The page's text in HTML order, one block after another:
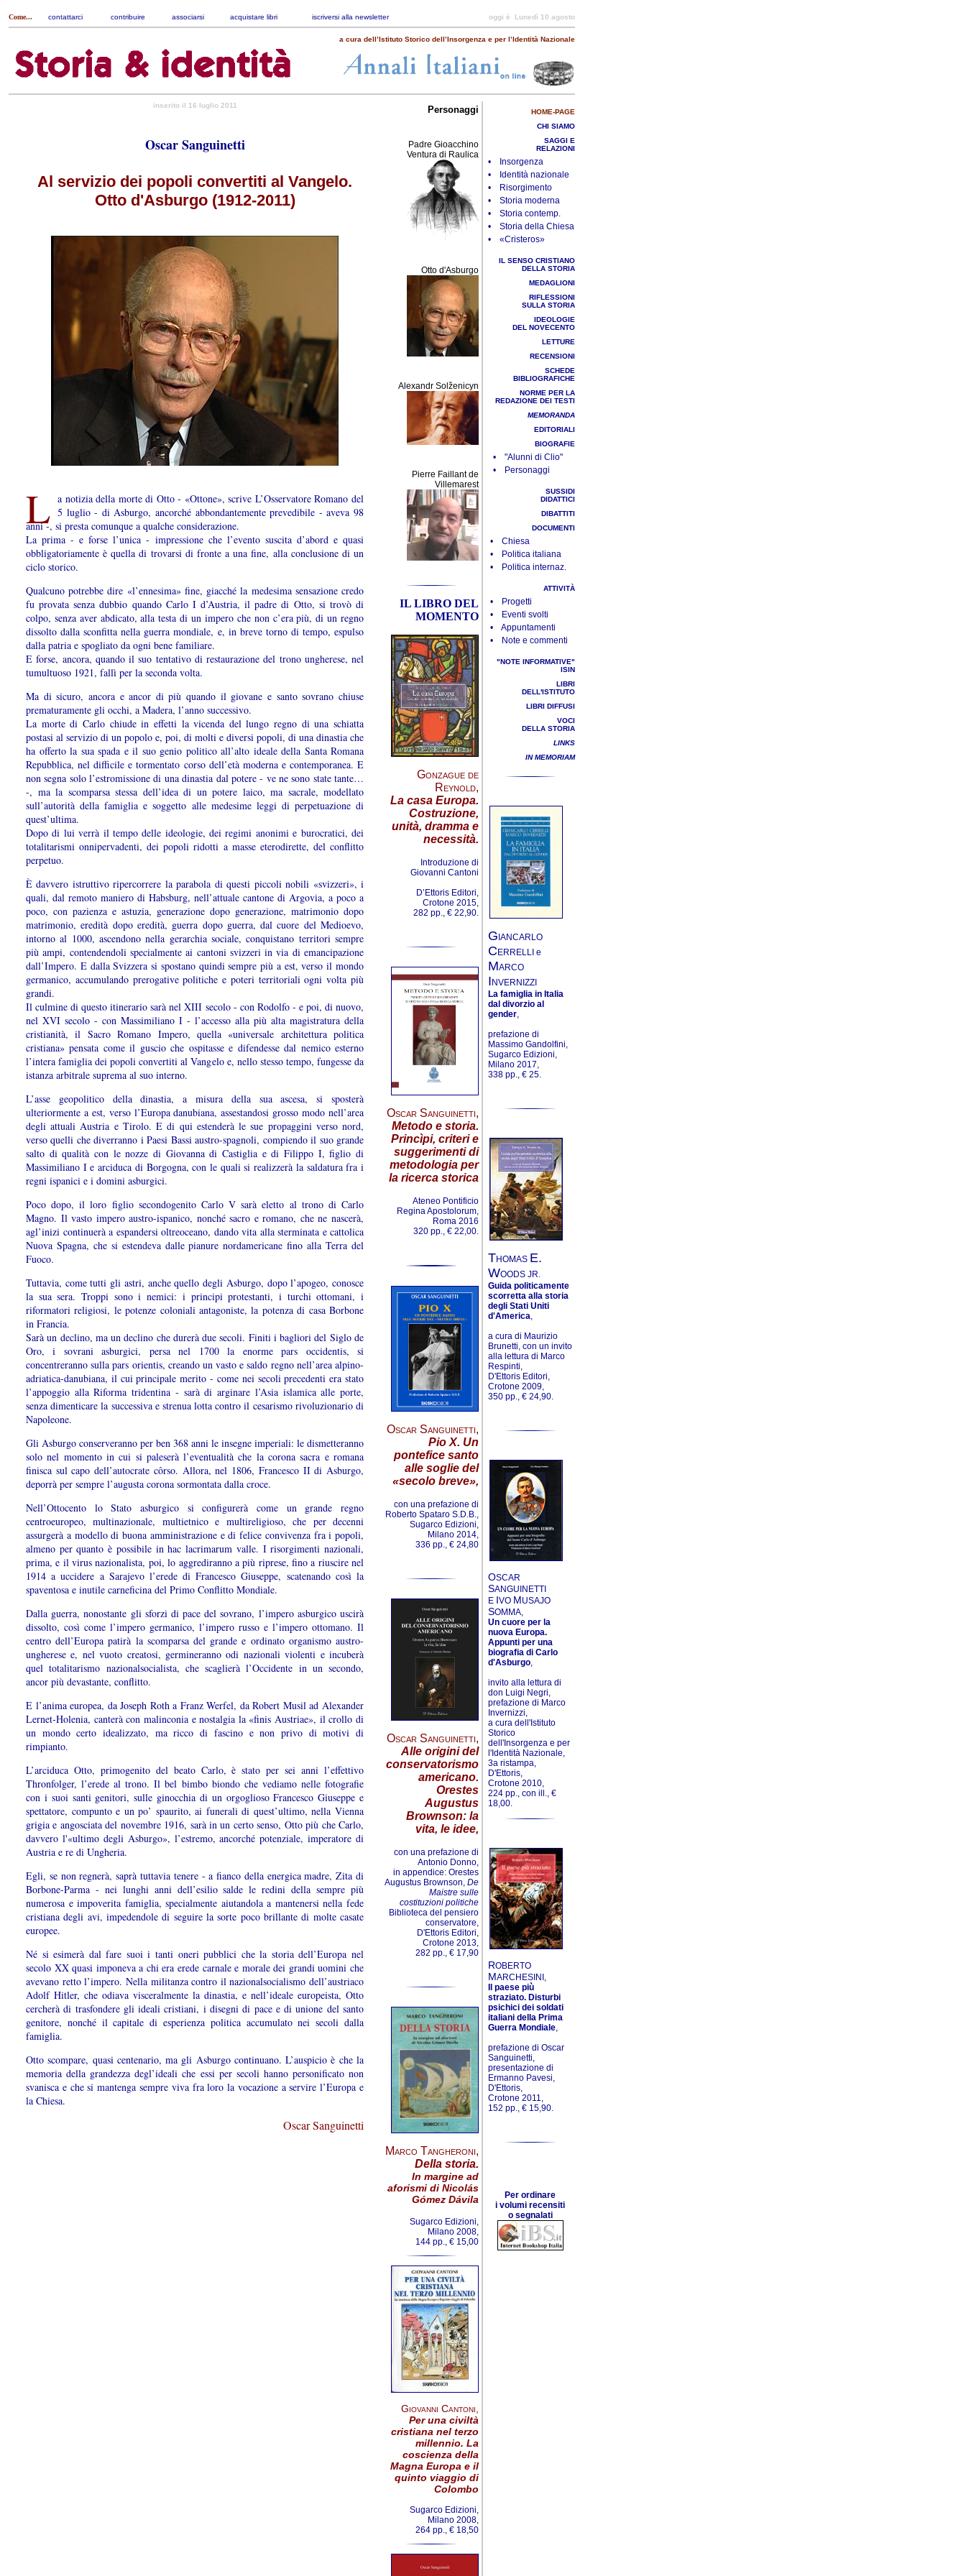
Come... contattarci contribuire associarsi acquistare libri iscriversi alla newsletter oggi è Lunedì 10 agosto
a cura dell’Istituto Storico dell’Insorgenza e per l’Identità Nazionale
inserito il 16 luglio 2011
Oscar Sanguinetti
Al servizio dei popoli convertiti al Vangelo.
Otto d'Asburgo (1912-2011)
L a notizia della morte di Otto - «Ottone», scrive L’Osservatore Romano del
5 luglio - di Asburgo, ancorché abbondantemente prevedibile - aveva 98
anni -, si presta comunque a qualche considerazione.
La prima - e forse l’unica - impressione che l’evento suscita d’abord e quasi
obbligatoriamente è quella di trovarsi di fronte a una fine, alla conclusione di un
ciclo storico.
Qualcuno potrebbe dire «l’ennesima» fine, giacché la medesima sensazione credo
fu provata senza dubbio quando Carlo I d’Austria, il padre di Otto, si trovò di
colpo, senza aver abdicato, alla testa di un impero che non c’era più, di un regno
dissolto dalla sconfitta nella guerra mondiale, e, in breve torno di tempo, espulso
dalla patria e spogliato da ogni bene familiare.
E forse, ancora, quando il suo tentativo di restaurazione del trono ungherese, nel
tumultuoso 1921, fallì per la seconda volta.
Ma di sicuro, ancora e ancor di più quando il giovane e santo sovrano chiuse
prematuramente gli occhi, a Madera, l’anno successivo.
La morte di Carlo chiude in effetti la vicenda del lungo regno di una schiatta
postasi al servizio di un popolo e, poi, di molti e diversi popoli, di una dinastia che
ha offerto la sua spada e il suo genio politico all’alto ideale della Santa Romana
Repubblica, nel difficile e tormentato corso dell’età moderna e contemporanea. E
non segna solo l’estromissione di una dinastia dal potere - ve ne sono state tante…
-, ma la scomparsa stessa dell’idea di un potere laico, ma sacrale, modellato
sull’autorità della famiglia e soggetto alle medesime leggi di perpetuazione di
quest’ultima.
Dopo di lui verrà il tempo delle ideologie, dei regimi anonimi e burocratici, dei
totalitarismi onnipervadenti, dei popoli ridotti a masse eterodirette, del conflitto
perpetuo.
È davvero istruttivo ripercorrere la parabola di questi piccoli nobili «svizzeri», i
quali, dal remoto maniero di Habsburg, nell’attuale cantone di Argovia, a poco a
poco, con pazienza e astuzia, generazione dopo generazione, matrimonio dopo
matrimonio, eredità dopo eredità, guerra dopo guerra, dal cuore del Medioevo,
intorno al 1000, ascendono nella gerarchia sociale, conquistano territori sempre
più ampi, contendendoli specialmente ai cantoni svizzeri in via di emancipazione
dall’Impero. E dalla Svizzera si spostano quindi sempre più a est, verso il mondo
germanico, accumulando prerogative politiche e poteri territoriali ogni volta più
grandi.
Il culmine di questo itinerario sarà nel XIII secolo - con Rodolfo - e poi, di nuovo,
nel XVI secolo - con Massimiliano I - l’accesso alla più alta magistratura della
cristianità, il Sacro Romano Impero, quella «universale architettura politica
cristiana» pensata come il guscio che ospitasse e difendesse dal nemico esterno
l’intera famiglia dei popoli convertiti al Vangelo e, nello stesso tempo, fungesse da
istanza arbitrale suprema al suo interno.
L’asse geopolitico della dinastia, a misura della sua ascesa, si sposterà
ulteriormente a est, verso l’Europa danubiana, assestandosi grosso modo nell’area
degli attuali Austria e Tirolo. E di qui estenderà le sue propaggini verso nord,
verso quelli che diverranno i Paesi Bassi austro-spagnoli, compiendo il suo grande
salto di qualità con le nozze di Giovanna di Castiglia e di Filippo I, figlio di
Massimiliano I e arciduca di Borgogna, con le quali si realizzerà la saldatura fra i
regni ispanici e i domini asburgici.
Poco dopo, il loro figlio secondogenito Carlo V sarà eletto al trono di Carlo
Magno. Il vasto impero austro-ispanico, nonché sacro e romano, che ne nascerà,
agl’inizi continuerà a espandersi oltreoceano, dando vita alla sterminata e cattolica
Nuova Spagna, che si estendeva dalle pianure nordamericane fino alla Terra del
Fuoco.
Tuttavia, come tutti gli astri, anche quello degli Asburgo, dopo l’apogeo, conosce
la sua sera. Troppi sono i nemici: i principi protestanti, i turchi ottomani, i
riformatori religiosi, le potenze coloniali antagoniste, la potenza di casa Borbone
in Francia.
Sarà un declino, ma un declino che durerà due secoli. Finiti i bagliori del Siglo de
Oro, i sovrani asburgici, persa nel 1700 la enorme pars occidentis, si
concentreranno sulla pars orientis, creando un vasto e saldo regno nell’area alpino-
adriatica-danubiana, il cui principale merito - come nei secoli precedenti era stato
l’appoggio alla Riforma tridentina - sarà di arginare l’Asia islamica alle porte,
senza dimenticare la successiva e strenua lotta contro il cesarismo rivoluzionario di
Napoleone.
Gli Asburgo conserveranno per ben 368 anni le insegne imperiali: le dismetteranno
solo nel momento in cui si paleserà l’eventualità che la corona sacra e romana
finisca sul capo dell’autocrate côrso. Allora, nel 1806, Francesco II di Asburgo,
deporrà per sempre l’augusta corona sormontata dalla croce.
Nell’Ottocento lo Stato asburgico si configurerà come un grande regno
centroeuropeo, multinazionale, multietnico e multireligioso, che per decenni
assurgerà a modello di buona amministrazione e di felice convivenza fra i popoli,
almeno per quanto è possibile in hac lacrimarum valle. I risorgimenti nazionali,
prima, e il virus nazionalista, poi, lo aggrediranno a più riprese, fino a riuscire nel
1914 a uccidere a Sarajevo l’erede di Francesco Giuseppe, scatenando così la
spaventosa e inutile carneficina del Primo Conflitto Mondiale.
Dalla guerra, nonostante gli sforzi di pace del sovrano, l’impero asburgico uscirà
dissolto, così come l’impero germanico, l’impero russo e l’impero ottomano. Il
centro dell’Europa patirà la scomparsa del grande e ordinato organismo austro-
ungherese e, nel vuoto creatosi, germineranno odi nazionali violenti e incuberà
quel totalitarismo nazionalsocialista, che scaglierà l’Occidente in un secondo,
ancor più devastante, conflitto.
E l’anima europea, da Joseph Roth a Franz Werfel, da Robert Musil ad Alexander
Lernet-Holenia, canterà con malinconia e nostalgia la «finis Austriae», il crollo di
un mondo certo idealizzato, ma ricco di fascino e non privo di motivi di
rimpianto.
L’arciduca Otto, primogenito del beato Carlo, è stato per sei anni l’effettivo
Thronfolger, l’erede al trono. Il bel bimbo biondo che vediamo nelle fotografie
con i suoi santi genitori, sulle ginocchia di un orgoglioso Francesco Giuseppe e
spettatore, compunto e un po’ spaurito, ai funerali di quest’ultimo, nella Vienna
grigia e angosciata del novembre 1916, sarà in un certo senso, Otto più che Carlo,
davvero l'«ultimo degli Asburgo», l’estremo, ancorché potenziale, imperatore di
Austria e re di Ungheria.
Egli, se non regnerà, saprà tuttavia tenere - a fianco della energica madre, Zita di
Borbone-Parma - nei lunghi anni dell’esilio salde le redini della sempre più
numerosa e impoverita famiglia, specialmente aiutandola a mantenersi nella fede
cristiana degli avi, impedendole di seguire la sorte poco brillante di molte casate
europee.
Né si esimerà dal fare suoi i tanti oneri pubblici che la storia dell’Europa nel
secolo XX quasi imponeva a chi era erede carnale e morale dei grandi uomini che
avevano retto l’impero. Nella militanza contro il nazionalsocialismo dell’austriaco
Adolf Hitler, che odiava visceralmente la dinastia, e nell’ideale europeista, Otto
cercherà di trasfondere gli ideali cristiani, i disegni di pace e di unione del santo
genitore, nonché il capitale di esperienza politica accumulato nei secoli dalla
famiglia.
Otto scompare, quasi centenario, ma gli Asburgo continuano. L’auspicio è che la
memoria della grandezza degl’ideali che essi per secoli hanno personificato non
svanisca e che si mantenga sempre viva fra loro la vocazione a servire l’Europa e
la Chiesa.
Oscar Sanguinetti
Personaggi
Padre Gioacchino
Ventura di Raulica
Otto d'Asburgo
Alexandr Solženicyn
Pierre Faillant de
Villemarest
IL LIBRO DEL
MOMENTO
Gonzague de
Reynold,
La casa Europa.
Costruzione,
unità, dramma e
necessità.
Introduzione di
Giovanni Cantoni
D’Ettoris Editori,
Crotone 2015,
282 pp., € 22,90.
Oscar Sanguinetti,
Metodo e storia.
Princìpi, criteri e
suggerimenti di
metodologia per
la ricerca storica
Ateneo Pontificio
Regina Apostolorum,
Roma 2016
320 pp., € 22,00.
Oscar Sanguinetti,
Pio X. Un
pontefice santo
alle soglie del
«secolo breve»,
con una prefazione di
Roberto Spataro S.D.B.,
Sugarco Edizioni,
Milano 2014,
336 pp., € 24,80
Oscar Sanguinetti,
Alle origini del
conservatorismo
americano.
Orestes
Augustus
Brownson: la
vita, le idee,
con una prefazione di
Antonio Donno,
in appendice: Orestes
Augustus Brownson, De
Maistre sulle
costituzioni politiche
Biblioteca del pensiero
conservatore,
D'Ettoris Editori,
Crotone 2013,
282 pp., € 17,90
Marco Tangheroni,
Della storia.
In margine ad
aforismi di Nicolás
Gómez Dávila
Sugarco Edizioni,
Milano 2008,
144 pp., € 15,00
Giovanni Cantoni
Per una civiltà
cristiana nel terzo
millennio. La
coscienza della
Magna Europa e il
quinto viaggio di
Colombo
Sugarco Edizioni,
Milano 2008,
264 pp., € 18,50
HOME-PAGE
CHI SIAMO
SAGGI E
RELAZIONI
• Insorgenza
• Identità nazionale
• Risorgimento
• Storia moderna
• Storia contemp.
• Storia della Chiesa
• «Cristeros»
IL SENSO CRISTIANO
DELLA STORIA
MEDAGLIONI
RIFLESSIONI
SULLA STORIA
IDEOLOGIE
DEL NOVECENTO
LETTURE
RECENSIONI
SCHEDE
BIBLIOGRAFICHE
NORME PER LA
REDAZIONE DEI TESTI
MEMORANDA
EDITORIALI
BIOGRAFIE
• "Alunni di Clio"
• Personaggi
SUSSIDI
DIDATTICI
DIBATTITI
DOCUMENTI
• Chiesa
• Politica italiana
• Politica internaz.
ATTIVITÀ
• Progetti
• Eventi svolti
• Appuntamenti
• Note e commenti
"NOTE INFORMATIVE"
ISIN
LIBRI
DELL'ISTITUTO
LIBRI DIFFUSI
VOCI
DELLA STORIA
LINKS
IN MEMORIAM
GIANCARLO
CERRELLI e
MARCO
INVERNIZZI
La famiglia in Italia
dal divorzio al
gender
prefazione di
Massimo Gandolfini,
Sugarco Edizioni,
Milano 2017,
338 pp., € 25.
THOMAS E.
WOODS JR.
Guida politicamente
scorretta alla storia
degli Stati Uniti
d'America,
a cura di Maurizio
Brunetti, con un invito
alla lettura di Marco
Respinti,
D'Ettoris Editori,
Crotone 2009,
350 pp., € 24,90.
OSCAR
SANGUINETTI
E IVO MUSAJO
SOMMA,
Un cuore per la
nuova Europa.
Appunti per una
biografia di Carlo
d'Asburgo,
invito alla lettura di
don Luigi Negri,
prefazione di Marco
Invernizzi,
a cura dell'Istituto
Storico
dell'Insorgenza e per
l'Identità Nazionale,
3a ristampa,
D'Ettoris,
Crotone 2010,
224 pp., con ill., €
18,00.
ROBERTO
MARCHESINI,
Il paese più
straziato. Disturbi
psichici dei soldati
italiani della Prima
Guerra Mondiale,
prefazione di Oscar
Sanguinetti,
presentazione di
Ermanno Pavesi,
D'Ettoris,
Crotone 2011,
152 pp., € 15,90.
Per ordinare
i volumi recensiti
o segnalati